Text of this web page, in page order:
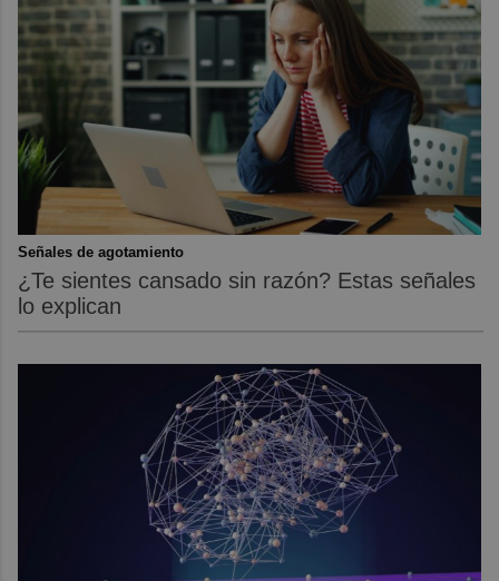
Señales de agotamiento
¿Te sientes cansado sin razón? Estas señales
lo explican